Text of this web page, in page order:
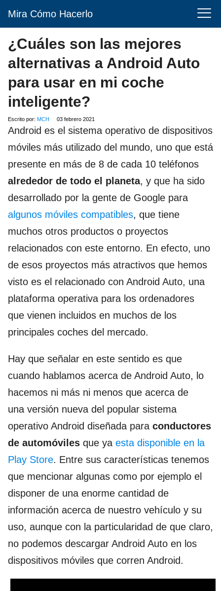
Mira Cómo Hacerlo
¿Cuáles son las mejores
alternativas a Android Auto
para usar en mi coche
inteligente?
Escrito por: MCH 03 febrero 2021
Android es el sistema operativo de dispositivos
móviles más utilizado del mundo, uno que está
presente en más de 8 de cada 10 teléfonos
alrededor de todo el planeta, y que ha sido
desarrollado por la gente de Google para
algunos móviles compatibles, que tiene
muchos otros productos o proyectos
relacionados con este entorno. En efecto, uno
de esos proyectos más atractivos que hemos
visto es el relacionado con Android Auto, una
plataforma operativa para los ordenadores
que vienen incluidos en muchos de los
principales coches del mercado.
Hay que señalar en este sentido es que
cuando hablamos acerca de Android Auto, lo
hacemos ni más ni menos que acerca de
una versión nueva del popular sistema
operativo Android diseñada para conductores
de automóviles que ya esta disponible en la
Play Store. Entre sus características tenemos
que mencionar algunas como por ejemplo el
disponer de una enorme cantidad de
información acerca de nuestro vehículo y su
uso, aunque con la particularidad de que claro,
no podemos descargar Android Auto en los
dispositivos móviles que corren Android.